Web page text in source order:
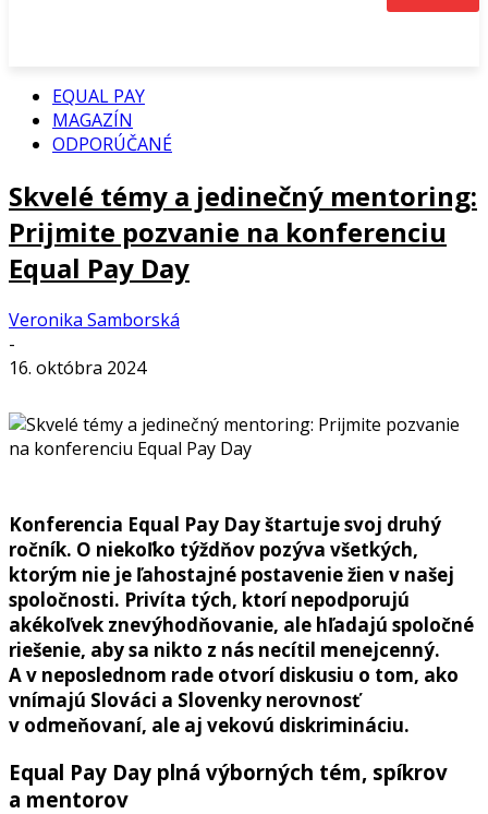
EQUAL PAY
MAGAZÍN
ODPORÚČANÉ
Skvelé témy a jedinečný mentoring:
Prijmite pozvanie na konferenciu
Equal Pay Day
Veronika Samborská
-
16. októbra 2024
Konferencia Equal Pay Day štartuje svoj druhý
ročník. O niekoľko týždňov pozýva všetkých,
ktorým nie je ľahostajné postavenie žien v našej
spoločnosti. Privíta tých, ktorí nepodporujú
akékoľvek znevýhodňovanie, ale hľadajú spoločné
riešenie, aby sa nikto z nás necítil menejcenný.
A v neposlednom rade otvorí diskusiu o tom, ako
vnímajú Slováci a Slovenky nerovnosť
v odmeňovaní, ale aj vekovú diskrimináciu.
Equal Pay Day plná výborných tém, spíkrov
a mentorov